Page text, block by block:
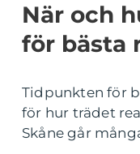
När och
för bästa
Tidpunkten för
för hur trädet
Skåne går